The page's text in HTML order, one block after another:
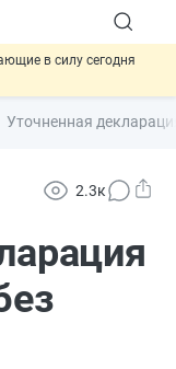
в силу сегодня
товаров через
предлагают
Уточненная
2.3к